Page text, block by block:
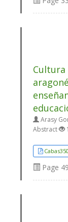
Arasy
Abstract
Page